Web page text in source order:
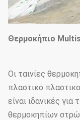
Θερμοκήπιο
Οι ταινίες
πλαστικό
είναι ιδανικές για
θερμοκηπίων